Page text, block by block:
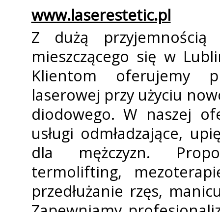
www.laserestetic.pl
Z dużą
mieszczącego się w
Klientom oferujemy
laserowej przy użyciu
diodowego. W naszej
usługi odmładzające,
dla mężczyzn.
termolifting,
przedłużanie rzęs,